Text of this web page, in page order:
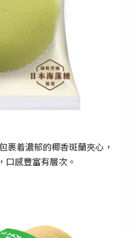
電郵地址登入
裹着濃郁的椰香斑蘭夾心，
口感豐富有層次。